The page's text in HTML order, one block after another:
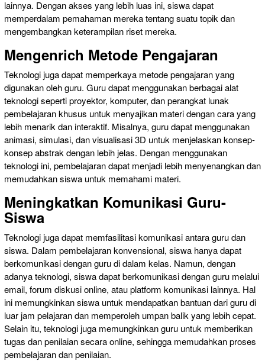
lainnya. Dengan akses yang lebih luas ini, siswa dapat
memperdalam pemahaman mereka tentang suatu topik dan
mengembangkan keterampilan riset mereka.
Mengenrich Metode Pengajaran
Teknologi juga dapat memperkaya metode pengajaran yang
digunakan oleh guru. Guru dapat menggunakan berbagai alat
teknologi seperti proyektor, komputer, dan perangkat lunak
pembelajaran khusus untuk menyajikan materi dengan cara yang
lebih menarik dan interaktif. Misalnya, guru dapat menggunakan
animasi, simulasi, dan visualisasi 3D untuk menjelaskan konsep-
konsep abstrak dengan lebih jelas. Dengan menggunakan
teknologi ini, pembelajaran dapat menjadi lebih menyenangkan dan
memudahkan siswa untuk memahami materi.
Meningkatkan Komunikasi Guru-
Siswa
Teknologi juga dapat memfasilitasi komunikasi antara guru dan
siswa. Dalam pembelajaran konvensional, siswa hanya dapat
berkomunikasi dengan guru di dalam kelas. Namun, dengan
adanya teknologi, siswa dapat berkomunikasi dengan guru melalui
email, forum diskusi online, atau platform komunikasi lainnya. Hal
ini memungkinkan siswa untuk mendapatkan bantuan dari guru di
luar jam pelajaran dan memperoleh umpan balik yang lebih cepat.
Selain itu, teknologi juga memungkinkan guru untuk memberikan
tugas dan penilaian secara online, sehingga memudahkan proses
pembelajaran dan penilaian.